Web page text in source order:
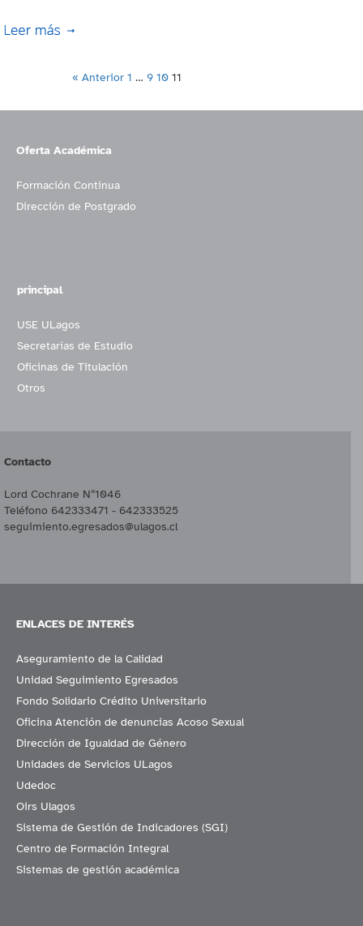
« Anterior 1 … 9 10 11
Oferta Académica
Formación Continua
Dirección de Postgrado
principal
USE ULagos
Secretarías de Estudio
Oficinas de Titulación
Otros
Contacto
Lord Cochrane Nº1046
Teléfono 642333471 - 642333525
seguimiento.egresados@ulagos.cl
ENLACES DE INTERÉS
Aseguramiento de la Calidad
Unidad Seguimiento Egresados
Fondo Solidario Crédito Universitario
Oficina Atención de denuncias Acoso Sexual
Dirección de Igualdad de Género
Unidades de Servicios ULagos
Udedoc
Oirs Ulagos
Sistema de Gestión de Indicadores (SGI)
Centro de Formación Integral
Sistemas de gestión académica